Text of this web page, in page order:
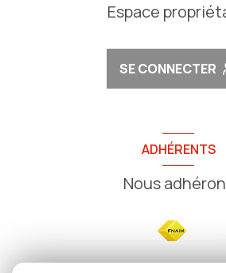
Espace
SE CONNECTER
ADHÉRENTS
Nous